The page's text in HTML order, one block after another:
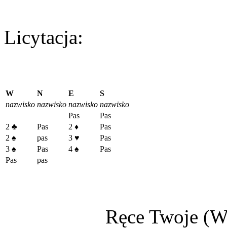
Licytacja:
W N E
S
nazwisko nazwisko nazwisko nazwisko
Pas
Pas
2 ♣ Pas 2 ♦
Pas
2 ♠ pas 3 ♥
Pas
3 ♠ Pas 4 ♠
Pas
Pas
pas
Ręce Twoje